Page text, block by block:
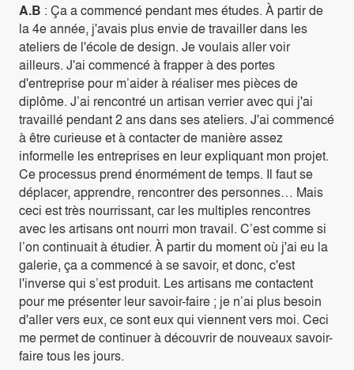
A.B : Ça a commencé pendant mes études. À partir de
la 4e année, j'avais plus envie de travailler dans les
ateliers de l'école de design. Je voulais aller voir
ailleurs. J'ai commencé à frapper à des portes
d'entreprise pour m’aider à réaliser mes pièces de
diplôme. J’ai rencontré un artisan verrier avec qui j'ai
travaillé pendant 2 ans dans ses ateliers. J'ai commencé
à être curieuse et à contacter de manière assez
informelle les entreprises en leur expliquant mon projet.
Ce processus prend énormément de temps. Il faut se
déplacer, apprendre, rencontrer des personnes… Mais
ceci est très nourrissant, car les multiples rencontres
avec les artisans ont nourri mon travail. C’est comme si
l’on continuait à étudier. À partir du moment où j'ai eu la
galerie, ça a commencé à se savoir, et donc, c'est
l'inverse qui s’est produit. Les artisans me contactent
pour me présenter leur savoir-faire ; je n’ai plus besoin
d'aller vers eux, ce sont eux qui viennent vers moi. Ceci
me permet de continuer à découvrir de nouveaux savoir-
faire tous les jours.